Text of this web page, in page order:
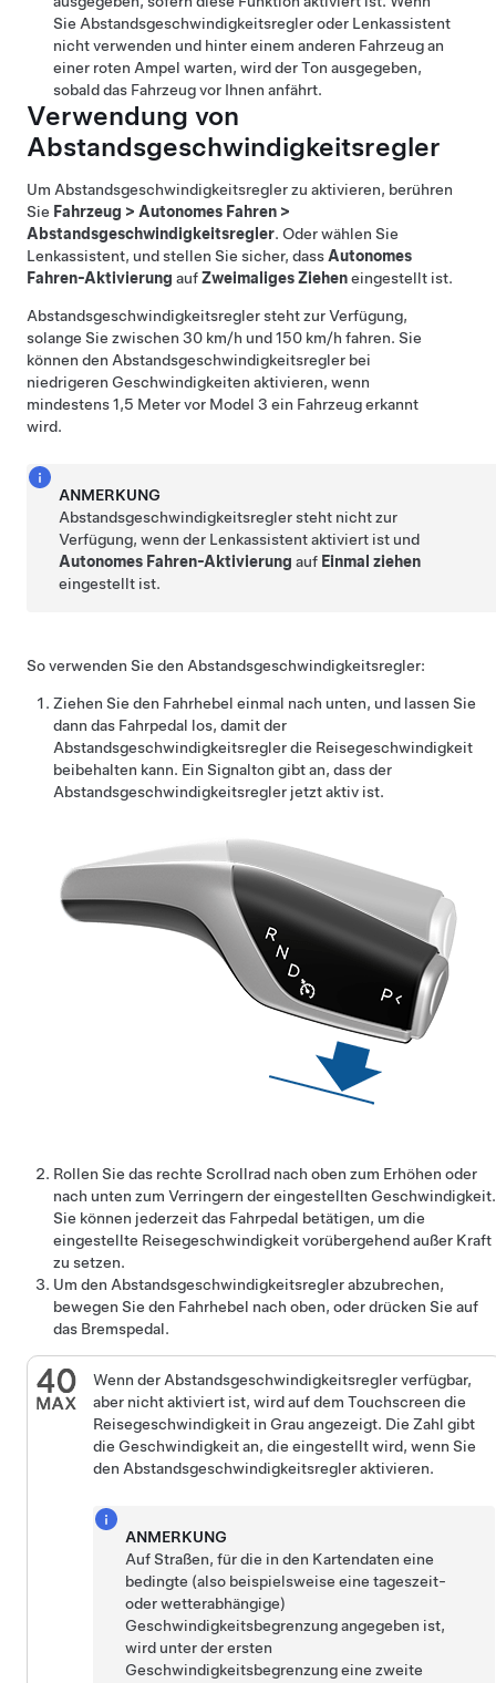
Sie Abstandsgeschwindigkeitsregleroder Lenkassistent
nicht verwenden und hinter einem anderen Fahrzeug an
einer roten Ampel warten, wird der Ton ausgegeben,
sobald das Fahrzeug vor Ihnen anfährt.
Verwendung von
Abstandsgeschwindigkeitsregler
Um Abstandsgeschwindigkeitsreglerzu aktivieren, berühren
Sie Fahrzeug > Autonomes Fahren >
Abstandsgeschwindigkeitsregler. Oder wählen Sie
Lenkassistent, und stellen Sie sicher, dass Autonomes
Fahren-Aktivierung aufZweimaliges Zieheneingestellt ist.
Abstandsgeschwindigkeitsreglersteht zur Verfügung,
solange Sie zwischen 30 km/h und150 km/h fahren. Sie
können den Abstandsgeschwindigkeitsregler bei
niedrigeren Geschwindigkeiten aktivieren, wenn
mindestens1,5 Metervor Model 3 ein Fahrzeug erkannt
wird.
ANMERKUNG
Abstandsgeschwindigkeitsreglersteht nicht zur
Verfügung, wenn der Lenkassistentaktiviert ist und
Autonomes Fahren-Aktivierung auf Einmal ziehen
eingestellt ist.
So verwenden Sie den Abstandsgeschwindigkeitsregler:
Ziehen Sie den Fahrhebel einmal nach unten, und lassen Sie
dann das Fahrpedal los, damit der
Abstandsgeschwindigkeitsreglerdie Reisegeschwindigkeit
beibehalten kann. Ein Signalton gibt an, dass der
Abstandsgeschwindigkeitsregler jetzt aktiv ist.
Rollen Sie das rechte Scrollrad nach oben zum Erhöhen oder
nach unten zum Verringern der eingestellten Geschwindigkeit.
Sie können jederzeit das Fahrpedal betätigen, um die
eingestellte Reisegeschwindigkeit vorübergehend außer Kraft
zu setzen.
Um den Abstandsgeschwindigkeitsreglerabzubrechen,
bewegen Sie den Fahrhebel nach oben, oder drücken Sie auf
das Bremspedal.
Wenn der Abstandsgeschwindigkeitsreglerverfügbar,
aber nicht aktiviert ist, wird auf dem Touchscreen die
Reisegeschwindigkeit in Grau angezeigt. Die Zahl gibt
die Geschwindigkeit an, die eingestellt wird, wenn Sie
den Abstandsgeschwindigkeitsregleraktivieren.
ANMERKUNG
Auf Straßen, für die in den Kartendaten eine
bedingte (also beispielsweise eine tageszeit-
oder wetterabhängige)
Geschwindigkeitsbegrenzung angegeben ist,
wird unter der ersten
Geschwindigkeitsbegrenzung eine zweite